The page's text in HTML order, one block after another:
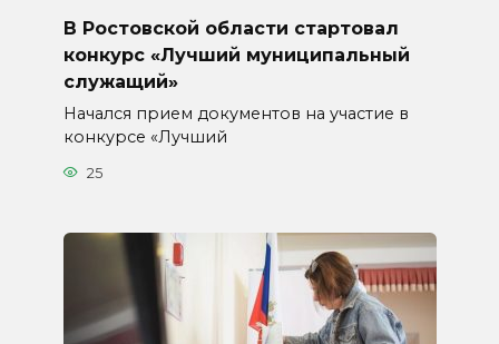
В Ростовской области стартовал
конкурс «Лучший муниципальный
служащий»
Начался прием документов на участие в
конкурсе «Лучший
25